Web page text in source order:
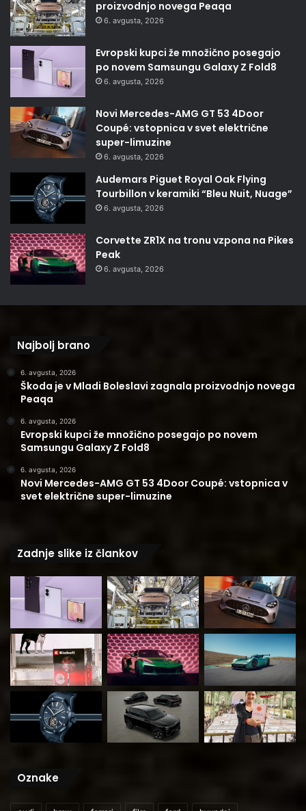
proizvodnjo novega Peaqa
6. avgusta, 2026
Evropski kupci že množično posegajo
po novem Samsungu Galaxy Z Fold8
6. avgusta, 2026
Novi Mercedes-AMG GT 53 4Door
Coupé: vstopnica v svet električne
super-limuzine
6. avgusta, 2026
Audemars Piguet Royal Oak Flying
Tourbillon v keramiki “Bleu Nuit, Nuage”
6. avgusta, 2026
Corvette ZR1X na tronu vzpona na Pikes
Peak
6. avgusta, 2026
Najbolj brano
6. avgusta, 2026
Škoda je v Mladi Boleslavi zagnala proizvodnjo novega
Peaqa
6. avgusta, 2026
Evropski kupci že množično posegajo po novem
Samsungu Galaxy Z Fold8
6. avgusta, 2026
Novi Mercedes-AMG GT 53 4Door Coupé: vstopnica v
svet električne super-limuzine
Zadnje slike iz člankov
Oznake